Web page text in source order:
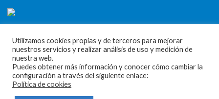
CONTACTO
Utilizamos cookies propias y de terceros para mejorar
nuestros servicios y realizar análisis de uso y medición de
nuestra web.
Puedes obtener más información y conocer cómo cambiar la
configuración a través del siguiente enlace:
Política de cookies